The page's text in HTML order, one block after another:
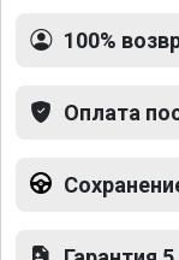
100%
Оплата